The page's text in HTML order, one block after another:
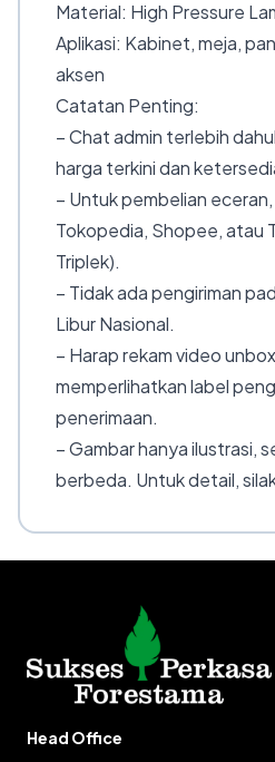
Material: High Pressure
Aplikasi: Kabinet, meja,
aksen
Catatan Penting:
– Chat admin terlebih
harga terkini dan
– Untuk pembelian eceran,
Tokopedia, Shopee, atau
Triplek).
– Tidak ada pengiriman
Libur Nasional.
– Harap rekam video
memperlihatkan label
penerimaan.
– Gambar hanya ilustrasi,
berbeda. Untuk detail,
Head Office